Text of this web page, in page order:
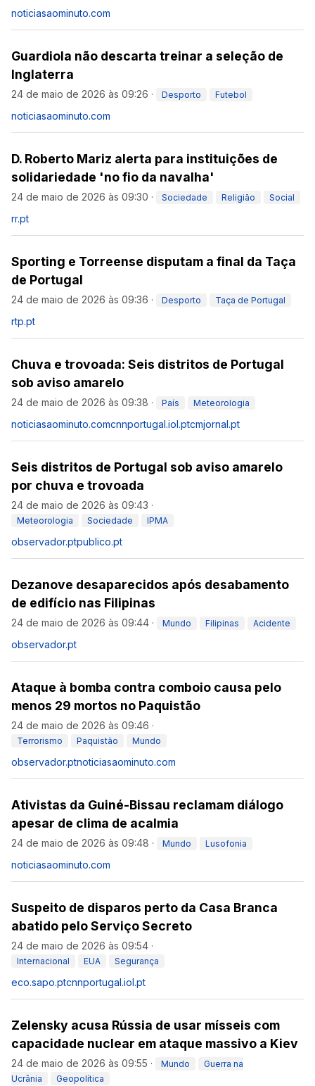
noticiasaominuto.com
Guardiola não descarta treinar a seleção de
Inglaterra
24 de maio de 2026 às 09:26 · Desporto Futebol
noticiasaominuto.com
D. Roberto Mariz alerta para instituições de
solidariedade 'no fio da navalha'
24 de maio de 2026 às 09:30 · Sociedade Religião Social
rr.pt
Sporting e Torreense disputam a final da Taça
de Portugal
24 de maio de 2026 às 09:36 · Desporto Taça de Portugal
rtp.pt
Chuva e trovoada: Seis distritos de Portugal
sob aviso amarelo
24 de maio de 2026 às 09:38 · País Meteorologia
noticiasaominuto.comcnnportugal.iol.ptcmjornal.pt
Seis distritos de Portugal sob aviso amarelo
por chuva e trovoada
24 de maio de 2026 às 09:43 ·
Meteorologia Sociedade IPMA
observador.ptpublico.pt
Dezanove desaparecidos após desabamento
de edifício nas Filipinas
24 de maio de 2026 às 09:44 · Mundo Filipinas Acidente
observador.pt
Ataque à bomba contra comboio causa pelo
menos 29 mortos no Paquistão
24 de maio de 2026 às 09:46 ·
Terrorismo Paquistão Mundo
observador.ptnoticiasaominuto.com
Ativistas da Guiné-Bissau reclamam diálogo
apesar de clima de acalmia
24 de maio de 2026 às 09:48 · Mundo Lusofonia
noticiasaominuto.com
Suspeito de disparos perto da Casa Branca
abatido pelo Serviço Secreto
24 de maio de 2026 às 09:54 ·
Internacional EUA Segurança
eco.sapo.ptcnnportugal.iol.pt
Zelensky acusa Rússia de usar mísseis com
capacidade nuclear em ataque massivo a Kiev
24 de maio de 2026 às 09:55 · Mundo
Guerra na
Ucrânia
Geopolítica